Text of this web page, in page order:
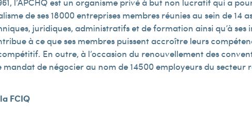
de ses 18 000 entreprises membres réunies au sein de
juridiques, administratifs et de formation ainsi qu’à
à ce que ses membres puissent accroître leurs
En outre, à l’occasion du renouvellement des
mandat de négocier au nom de 14 500 employeurs du secteur
FCIQ